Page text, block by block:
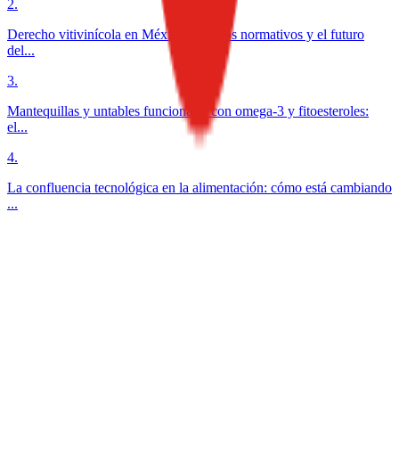
2.
Derecho vitivinícola en México: desafíos normativos y el futuro
del...
3.
Mantequillas y untables funcionales con omega-3 y fitoesteroles:
el...
4.
La confluencia tecnológica en la alimentación: cómo está cambiando
...